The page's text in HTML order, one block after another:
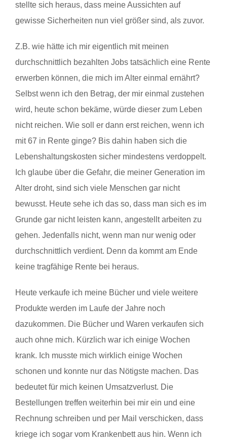
stellte sich heraus, dass meine Aussichten auf
gewisse Sicherheiten nun viel größer sind, als zuvor.
Z.B. wie hätte ich mir eigentlich mit meinen
durchschnittlich bezahlten Jobs tatsächlich eine Rente
erwerben können, die mich im Alter einmal ernährt?
Selbst wenn ich den Betrag, der mir einmal zustehen
wird, heute schon bekäme, würde dieser zum Leben
nicht reichen. Wie soll er dann erst reichen, wenn ich
mit 67 in Rente ginge? Bis dahin haben sich die
Lebenshaltungskosten sicher mindestens verdoppelt.
Ich glaube über die Gefahr, die meiner Generation im
Alter droht, sind sich viele Menschen gar nicht
bewusst. Heute sehe ich das so, dass man sich es im
Grunde gar nicht leisten kann, angestellt arbeiten zu
gehen. Jedenfalls nicht, wenn man nur wenig oder
durchschnittlich verdient. Denn da kommt am Ende
keine tragfähige Rente bei heraus.
Heute verkaufe ich meine Bücher und viele weitere
Produkte werden im Laufe der Jahre noch
dazukommen. Die Bücher und Waren verkaufen sich
auch ohne mich. Kürzlich war ich einige Wochen
krank. Ich musste mich wirklich einige Wochen
schonen und konnte nur das Nötigste machen. Das
bedeutet für mich keinen Umsatzverlust. Die
Bestellungen treffen weiterhin bei mir ein und eine
Rechnung schreiben und per Mail verschicken, dass
kriege ich sogar vom Krankenbett aus hin. Wenn ich